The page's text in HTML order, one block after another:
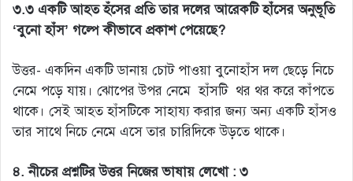
৩.৩ একটি আহত হঁসের প্রতি তার দলের আরেকটি হাঁসের অনুভূতি
‘বুনো হাঁস’ গল্পে কীভাবে প্রকাশ পেয়েছে?
উত্তর- একদিন একটি ডানায় চোট পাওয়া বুনোহাঁস দল ছেড়ে নিচে
নেমে পড়ে যায়। ঝোপের উপর নেমে হাঁসটি থর থর করে কাঁপতে
থাকে। সেই আহত হাঁসটিকে সাহায্য করার জন্য অন্য একটি হাঁসও
তার সাথে নিচে নেমে এসে তার চারিদিকে উড়তে থাকে।
৪. নীচের প্রশ্নটির উত্তর নিজের ভাষায় লেখো : ৩